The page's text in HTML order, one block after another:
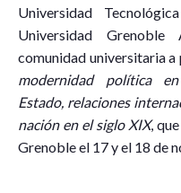
Universidad
Universidad
comunidad universitaria
modernidad política
Estado, relaciones
nación en el siglo XIX,
Grenoble el 17 y el 18 de